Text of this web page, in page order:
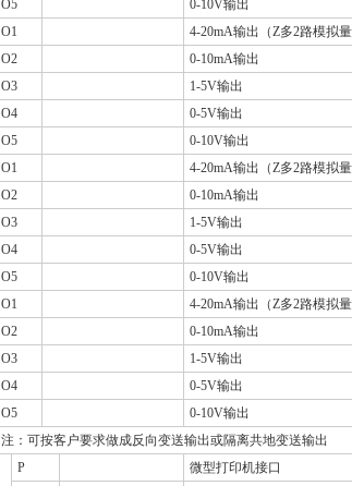
O5
0-10V输出
O1
4-20mA输出（Z多2路模拟量
O2
0-10mA输出
O3
1-5V输出
O4
0-5V输出
O5
0-10V输出
O1
4-20mA输出（Z多2路模拟量
O2
0-10mA输出
O3
1-5V输出
O4
0-5V输出
O5
0-10V输出
O1
4-20mA输出（Z多2路模拟量
O2
0-10mA输出
O3
1-5V输出
O4
0-5V输出
O5
0-10V输出
注：可按客户要求做成反向变送输出或隔离共地变送输出
P
微型打印机接口